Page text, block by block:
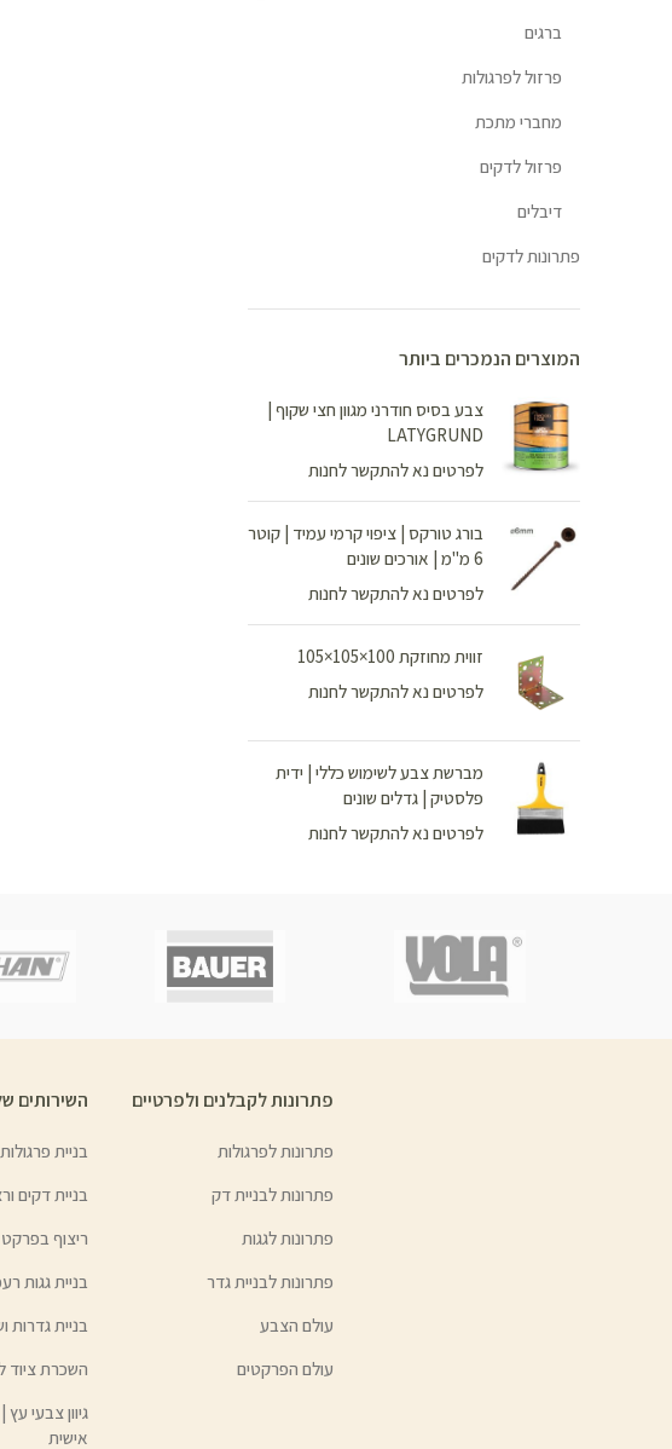
ברגים
פרזול לפרגולות
מחברי מתכת
פרזול לדקים
דיבלים
פתרונות לדקים
המוצרים הנמכרים ביותר
צבע בסיס חודרני מגוון חצי שקוף |
LATYGRUND
לפרטים נא להתקשר לחנות
בורג טורקס | ציפוי קרמי עמיד | קוטר
6 מ"מ | אורכים שונים
לפרטים נא להתקשר לחנות
זווית מחוזקת 100×105×105
לפרטים נא להתקשר לחנות
מברשת צבע לשימוש כללי | ידית
פלסטיק | גדלים שונים
לפרטים נא להתקשר לחנות
פתרונות לקבלנים ולפרטיים
פתרונות לפרגולות
פתרונות לבניית דק
פתרונות לגגות
פתרונות לבניית גדר
עולם הצבע
עולם הפרקטים
השירותים
בניית פרגולות
בניית דקים
ריצוף בפרקט
בניית גגות
בניית גדרות
השכרת ציוד
גיוון צבעי
אישית